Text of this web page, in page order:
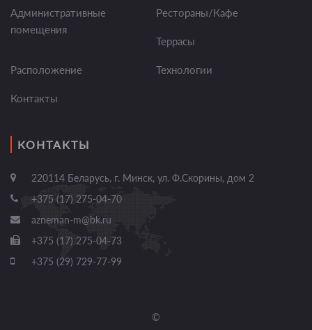
Административные
помещения
Рестораны/Кафе
Террасы
Расположение Технологии
Контакты
КОНТАКТЫ
220114 Беларусь, г. Минск, ул. Ф.Скорины, дом 2
+375 (17) 275-04-70
azneman-m@bk.ru
+375 (17) 275-04-73
+375 (29) 729-77-99
©